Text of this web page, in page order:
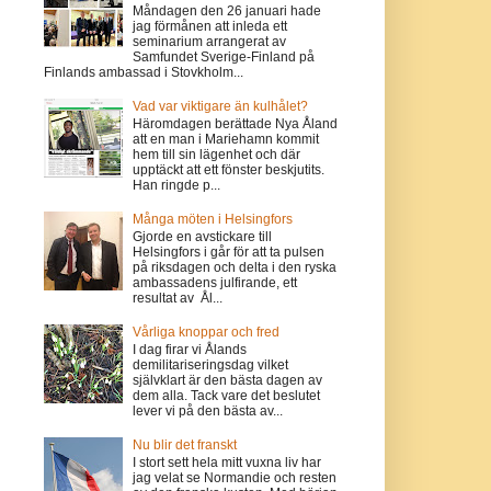
Måndagen den 26 januari hade
jag förmånen att inleda ett
seminarium arrangerat av
Samfundet Sverige-Finland på
Finlands ambassad i Stovkholm...
Vad var viktigare än kulhålet?
Häromdagen berättade Nya Åland
att en man i Mariehamn kommit
hem till sin lägenhet och där
upptäckt att ett fönster beskjutits.
Han ringde p...
Många möten i Helsingfors
Gjorde en avstickare till
Helsingfors i går för att ta pulsen
på riksdagen och delta i den ryska
ambassadens julfirande, ett
resultat av Ål...
Vårliga knoppar och fred
I dag firar vi Ålands
demilitariseringsdag vilket
självklart är den bästa dagen av
dem alla. Tack vare det beslutet
lever vi på den bästa av...
Nu blir det franskt
I stort sett hela mitt vuxna liv har
jag velat se Normandie och resten